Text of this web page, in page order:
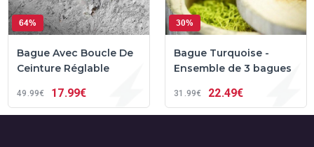
64%
Bague Avec Boucle De
Ceinture Réglable
49 99€ 17 99€
30%
Bague Turquoise -
Ensemble de 3 bagues
31 99€ 22 49€